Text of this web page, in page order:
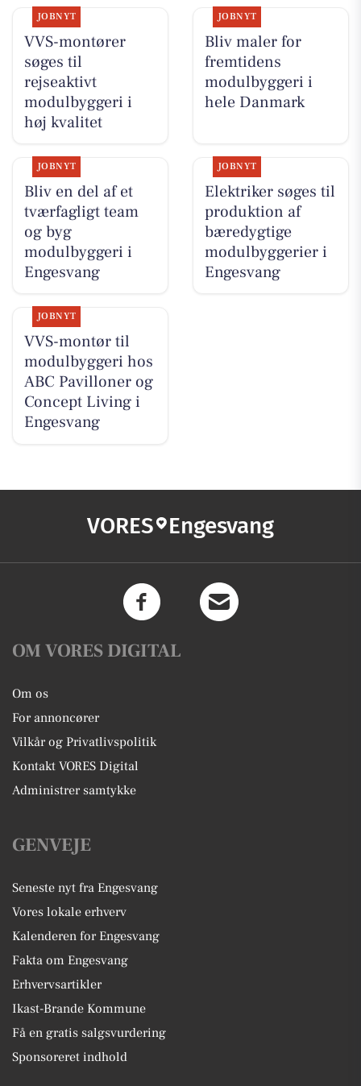
JOBNYT
VVS-montører
søges til
rejseaktivt
modulbyggeri i
høj kvalitet
JOBNYT
Bliv maler for
fremtidens
modulbyggeri i
hele Danmark
JOBNYT
Bliv en del af et
tværfagligt team
og byg
modulbyggeri i
Engesvang
JOBNYT
Elektriker søges til
produktion af
bæredygtige
modulbyggerier i
Engesvang
JOBNYT
VVS-montør til
modulbyggeri hos
ABC Pavilloner og
Concept Living i
Engesvang
VORES Engesvang
OM VORES DIGITAL
Om os
For annoncører
Vilkår og Privatlivspolitik
Kontakt VORES Digital
Administrer samtykke
GENVEJE
Seneste nyt fra Engesvang
Vores lokale erhverv
Kalenderen for Engesvang
Fakta om Engesvang
Erhvervsartikler
Ikast-Brande Kommune
Få en gratis salgsvurdering
Sponsoreret indhold